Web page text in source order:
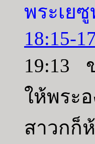
พระเย
18:15-
19:13
ให้พระ
สาวกก็